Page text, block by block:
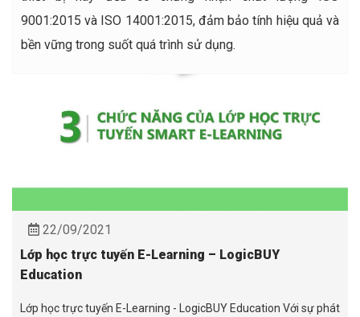
9001:2015 và ISO 14001:2015, đảm bảo tính hiệu quả và
bền vững trong suốt quá trình sử dụng.
22/09/2021
Lớp học trực tuyến E-Learning – LogicBUY
Education
Lớp học trực tuyến E-Learning - LogicBUY Education Với sự phát